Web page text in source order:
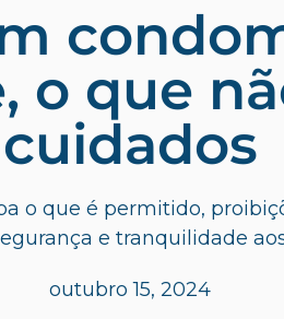
o que
cuidados
o que é permitido,
e tranquilidade
outubro 15, 2024